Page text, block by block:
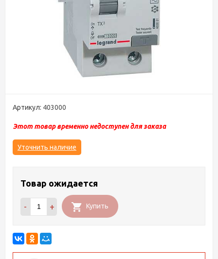
Артикул: 403000
Этот товар временно недоступен для заказа
Уточнить наличие
Товар ожидается
- + Купить